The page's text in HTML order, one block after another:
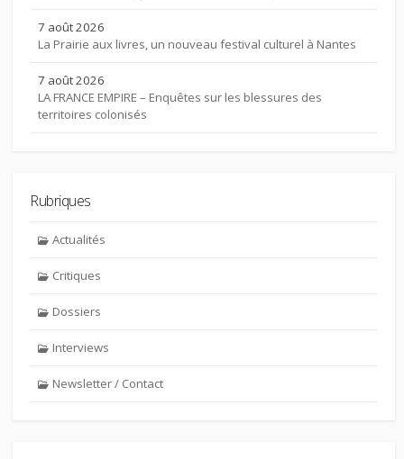
7 août 2026
La Prairie aux livres, un nouveau festival culturel à Nantes
7 août 2026
LA FRANCE EMPIRE – Enquêtes sur les blessures des
territoires colonisés
Rubriques
Actualités
Critiques
Dossiers
Interviews
Newsletter / Contact